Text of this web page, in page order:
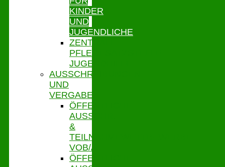
KINDER
UND
JUGENDLICHE
ZENTRALE
PFLEGESATZSTELLE
JUGENDHILFE
AUSSCHREIBUNGEN
UND
VERGABE
ÖFFENTLICHE
AUSSCHR.
&
TEILNAHMEWETTBEWERBE
VOB/A
ÖFFENTLICHE